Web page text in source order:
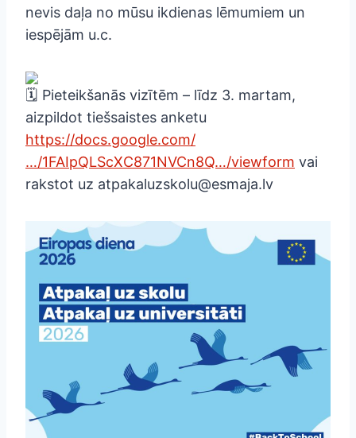
nevis daļa no mūsu ikdienas lēmumiem un
iespējām u.c.
Pieteikšanās vizītēm – līdz 3. martam,
aizpildot tiešsaistes anketu
https://docs.google.com/
…/1FAIpQLScXC871NVCn8Q…/viewform vai
rakstot uz atpakaluzskolu@esmaja.lv